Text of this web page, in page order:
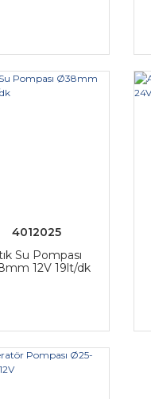
4012025
Su Pompası
12V 19lt/dk